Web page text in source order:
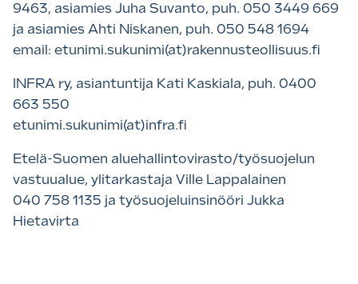
9463, asiamies Juha Suvanto, puh. 050 3449 669
ja asiamies Ahti Niskanen, puh. 050 548 1694
email: etunimi.sukunimi(at)rakennusteollisuus.fi
INFRA ry, asiantuntija Kati Kaskiala, puh. 0400
663 550
etunimi.sukunimi(at)infra.fi
Etelä-Suomen aluehallintovirasto/työsuojelun
vastuualue, ylitarkastaja Ville Lappalainen
040 758 1135 ja työsuojeluinsinööri Jukka
Hietavirta